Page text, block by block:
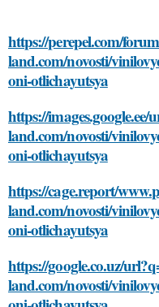
https://perepel.com/
land.com/novosti/
oni-otlichayutsya
https://
land.com/novosti/
oni-otlichayutsya
https://cage.report/
land.com/novosti/
oni-otlichayutsya
https://google.co.uz/
land.com/novosti/